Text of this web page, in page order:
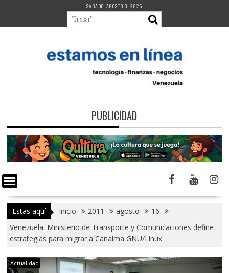
contenido
SÁBADO, AGOSTO 8, 2026
PUBLICIDAD
Estas aquí Inicio 2011 agosto
16
Venezuela: Ministerio de Transporte y Comunicaciones define
estrategias para migrar a Canaima GNU/Linux
Actualidad